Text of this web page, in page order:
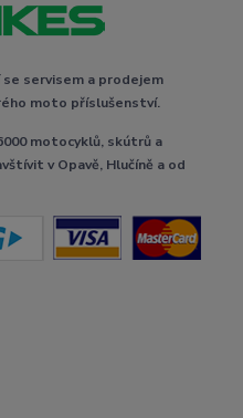
servisem a prodejem
moto příslušenství.
motocyklů, skútrů a
v Opavě, Hlučíně a od